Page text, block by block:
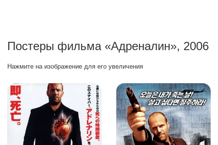
Постеры фильма «Адреналин», 2006
Нажмите на изображение для его увеличения